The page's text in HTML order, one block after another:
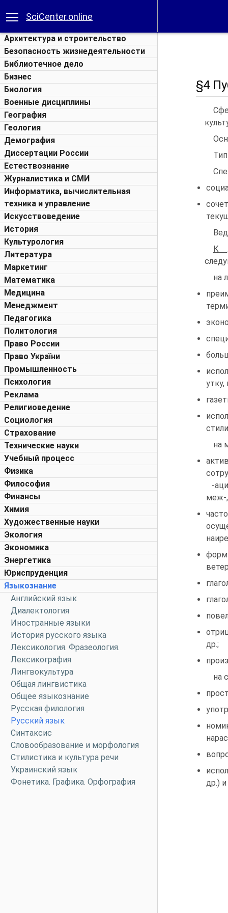
SciCenter.online
Архитектура и строительство
Безопасность жизнедеятельности
Библиотечное дело
Бизнес
Биология
Военные дисциплины
География
Геология
Демография
Диссертации России
Естествознание
Журналистика и СМИ
Информатика, вычислительная
техника и управление
Искусствоведение
История
Культурология
Литература
Маркетинг
Математика
Медицина
Менеджмент
Педагогика
Политология
Право России
Право України
Промышленность
Психология
Реклама
Религиоведение
Социология
Страхование
Технические науки
Учебный процесс
Физика
Философия
Финансы
Химия
Художественные науки
Экология
Экономика
Энергетика
Юриспруденция
Языкознание
Английский язык
Диалектология
Иностранные языки
История русского языка
Лексикология. Фразеология.
Лексикография
Лингвокультура
Общая лингвистика
Общее языкознание
Русская филология
Русский язык
Синтаксис
Словообразование и морфология
Стилистика и культура речи
Украинский язык
Фонетика. Графика. Орфография
§4
К
на
утку,
на
-
меж-
форм
др.;
на
др.)